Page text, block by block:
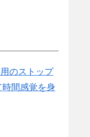
のストップ
間感覚を身